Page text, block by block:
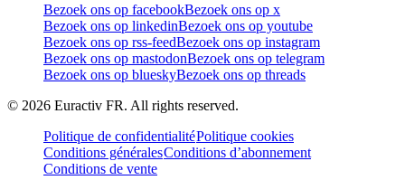
Bezoek ons op facebookBezoek ons op x
Bezoek ons op linkedinBezoek ons op youtube
Bezoek ons op rss-feedBezoek ons op instagram
Bezoek ons op mastodonBezoek ons op telegram
Bezoek ons op blueskyBezoek ons op threads
© 2026 Euractiv FR. All rights reserved.
Politique de confidentialitéPolitique cookies
Conditions généralesConditions d’abonnement
Conditions de vente